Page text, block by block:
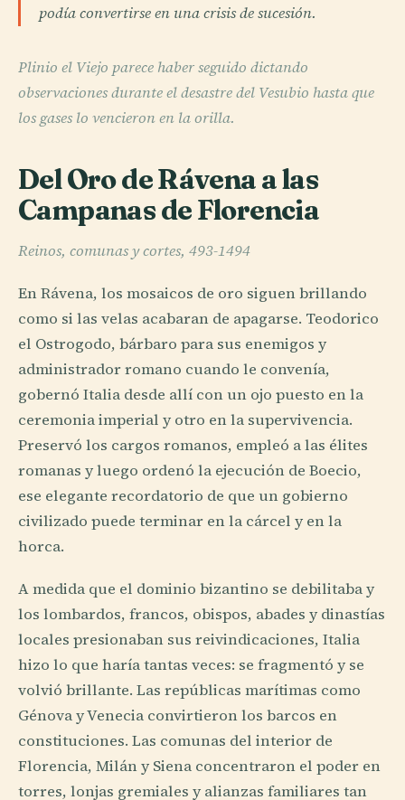
podía convertirse en una crisis de sucesión.
Plinio el Viejo parece haber seguido dictando
observaciones durante el desastre del Vesubio hasta que
los gases lo vencieron en la orilla.
Del Oro de Rávena a las
Campanas de Florencia
Reinos, comunas y cortes, 493-1494
En Rávena, los mosaicos de oro siguen brillando
como si las velas acabaran de apagarse. Teodorico
el Ostrogodo, bárbaro para sus enemigos y
administrador romano cuando le convenía,
gobernó Italia desde allí con un ojo puesto en la
ceremonia imperial y otro en la supervivencia.
Preservó los cargos romanos, empleó a las élites
romanas y luego ordenó la ejecución de Boecio,
ese elegante recordatorio de que un gobierno
civilizado puede terminar en la cárcel y en la
horca.
A medida que el dominio bizantino se debilitaba y
los lombardos, francos, obispos, abades y dinastías
locales presionaban sus reivindicaciones, Italia
hizo lo que haría tantas veces: se fragmentó y se
volvió brillante. Las repúblicas marítimas como
Génova y Venecia convirtieron los barcos en
constituciones. Las comunas del interior de
Florencia, Milán y Siena concentraron el poder en
torres, lonjas gremiales y alianzas familiares tan